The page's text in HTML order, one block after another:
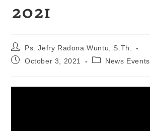
2021
Ps. Jefry Radona Wuntu, S.Th.
October 3, 2021
News Events